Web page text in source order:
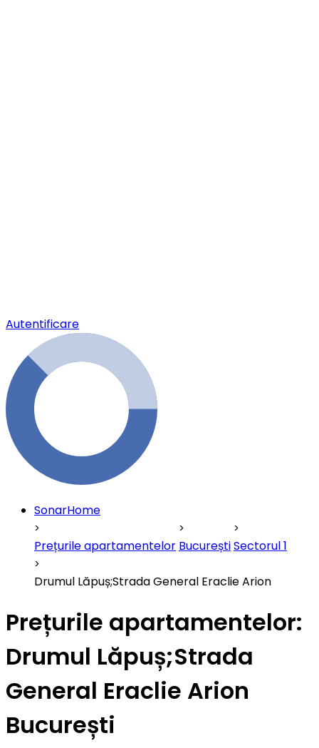
Autentificare
SonarHome
Prețurile apartamentelor BucureștiSectorul 1
Drumul Lăpuș;Strada General Eraclie Arion
Prețurile apartamentelor:
Drumul Lăpuș;Strada
General Eraclie Arion
București